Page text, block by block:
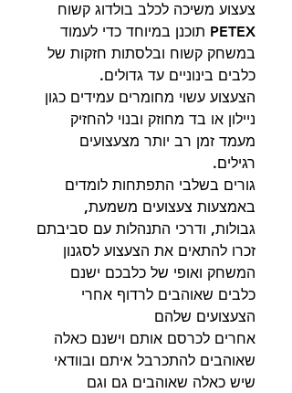
צעצוע משיכה לכלב בולדוג קשוח
PETEX תוכנן במיוחד כדי לעמוד
במשחק קשוח ובלסתות חזקות של
כלבים בינוניים עד גדולים.
הצעצוע עשוי מחומרים עמידים כגון
ניילון או בד מחוזק ובנוי להחזיק
מעמד זמן רב יותר מצעצועים
רגילים.
גורים בשלבי התפתחות לומדים
באמצעות צעצועים משמעת,
גבולות, ודרכי התנהלות עם סביבתם
זכרו להתאים את הצעצוע לסגנון
המשחק ואופי של כלבכם ישנם
כלבים שאוהבים לרדוף אחרי
הצעצועים שלהם
אחרים לכרסם אותם וישנם כאלה
שאוהבים להתכרבל איתם ובוודאי
שיש כאלה שאוהבים גם וגם